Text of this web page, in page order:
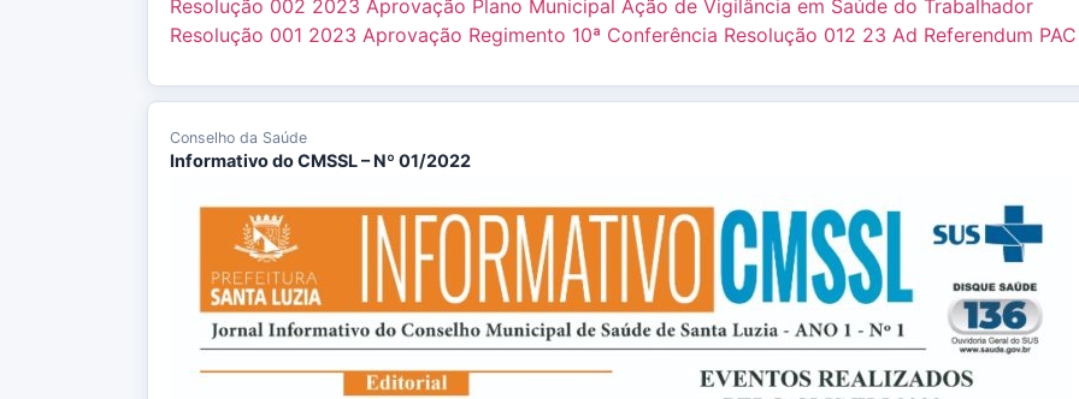
Resolução 002 2023 Aprovação Plano Municipal Ação de Vigilância em Saúde do Trabalhador
Resolução 001 2023 Aprovação Regimento 10ª Conferência Resolução 012 23 Ad Referendum
Conselho da Saúde
Informativo do CMSSL – Nº 01/2022